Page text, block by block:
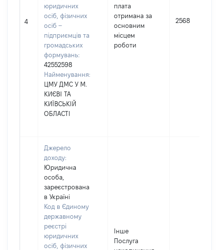
4
юридичних
осіб, фізичних
осіб –
підприємців та
громадських
формувань:
42552598
Найменування:
ЦМУ ДМС У М.
КИЄВІ ТА
КИЇВСЬКІЙ
ОБЛАСТІ
плата
отримана за
основним
місцем
роботи
2568
Джерело
доходу:
Юридична
особа,
зареєстрована
в Україні
Код в Єдиному
державному
реєстрі
юридичних
осіб, фізичних
Інше
Послуга